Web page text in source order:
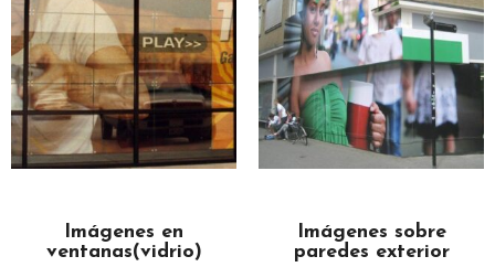
Imágenes en
ventanas(vidrio)
Imágenes sobre
paredes exterior